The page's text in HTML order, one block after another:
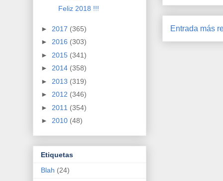
Entrada más
Feliz 2018 !!!
► 2017 (365)
► 2016 (303)
► 2015 (341)
► 2014 (358)
► 2013 (319)
► 2012 (346)
► 2011 (354)
► 2010 (48)
Etiquetas
Blah (24)